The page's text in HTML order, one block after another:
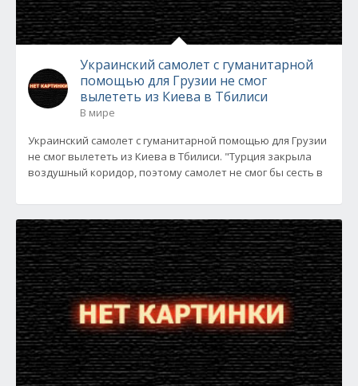
Украинский самолет с гуманитарной
помощью для Грузии не смог
вылететь из Киева в Тбилиси
В мире
Украинский самолет с гуманитарной помощью для Грузии
не смог вылететь из Киева в Тбилиси. "Турция закрыла
воздушный коридор, поэтому самолет не смог бы сесть в